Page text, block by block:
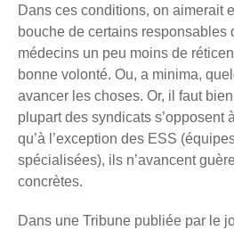
Dans ces conditions, on aimerait
bouche de certains responsables
médecins un peu moins de
bonne volonté. Ou, a minima,
avancer les choses. Or, il faut
plupart des syndicats s’opposent
qu’à l’exception des ESS
spécialisées), ils n’avancent
concrètes.
Dans une Tribune publiée par le